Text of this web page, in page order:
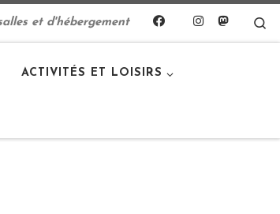
et d'hébergement
ACTIVITÉS ET LOISIRS